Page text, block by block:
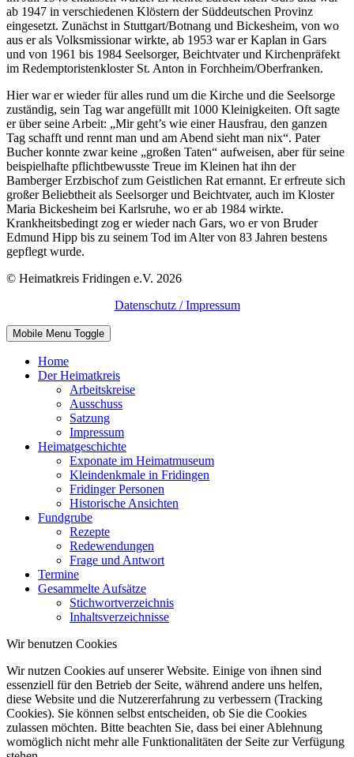
ab 1947 in verschiedenen Klöstern der Süddeutschen Provinz
eingesetzt. Zunächst in Stuttgart/Botnang und Bickesheim, von wo
aus er als Volksmissionar wirkte, ab 1953 war er Kaplan in Gars
und von 1961 bis 1984 Seelsorger, Beichtvater und Kirchenpräfekt
im Redemptoristenkloster St. Anton in Forchheim/Oberfranken.
Hier war er wieder für alles rund um die Kirche und die Seelsorge
zuständig, sein Tag war angefüllt mit 1000 Kleinigkeiten. Oft sagte
er über seine Arbeit: „Mir geht’s wie einer Hausfrau, den ganzen
Tag schafft und rennt man und am Abend sieht man nix“. Pater
Bucher konnte zwar keine „großen Taten“ aufweisen, aber für seine
beispielhafte pflichtbewusste Treue im Kleinen hat ihn der
Bamberger Erzbischof zum Geistlichen Rat ernannt. Er erfreute sich
großer Beliebtheit als Seelsorger und Beichtvater, auch im Kloster
Maria Bickesheim bei Karlsruhe, wo er ab 1984 wirkte.
Krankheitsbedingt zog er wieder nach Gars, wo er von Bruder
Edmund Hipp bis zu seinem Tod im Alter von 83 Jahren bestens
gepflegt wurde.
© Heimatkreis Fridingen e.V. 2026
Datenschutz / Impressum
Mobile Menu Toggle
Home
Der Heimatkreis
Arbeitskreise
Ausschuss
Satzung
Impressum
Heimatgeschichte
Exponate im Heimatmuseum
Kleindenkmale in Fridingen
Fridinger Personen
Historische Ansichten
Fundgrube
Rezepte
Redewendungen
Frage und Antwort
Termine
Gesammelte Aufsätze
Stichwortverzeichnis
Inhaltsverzeichnisse
Wir benutzen Cookies
Wir nutzen Cookies auf unserer Website. Einige von ihnen sind
essenziell für den Betrieb der Seite, während andere uns helfen,
diese Website und die Nutzererfahrung zu verbessern (Tracking
Cookies). Sie können selbst entscheiden, ob Sie die Cookies
zulassen möchten. Bitte beachten Sie, dass bei einer Ablehnung
womöglich nicht mehr alle Funktionalitäten der Seite zur Verfügung